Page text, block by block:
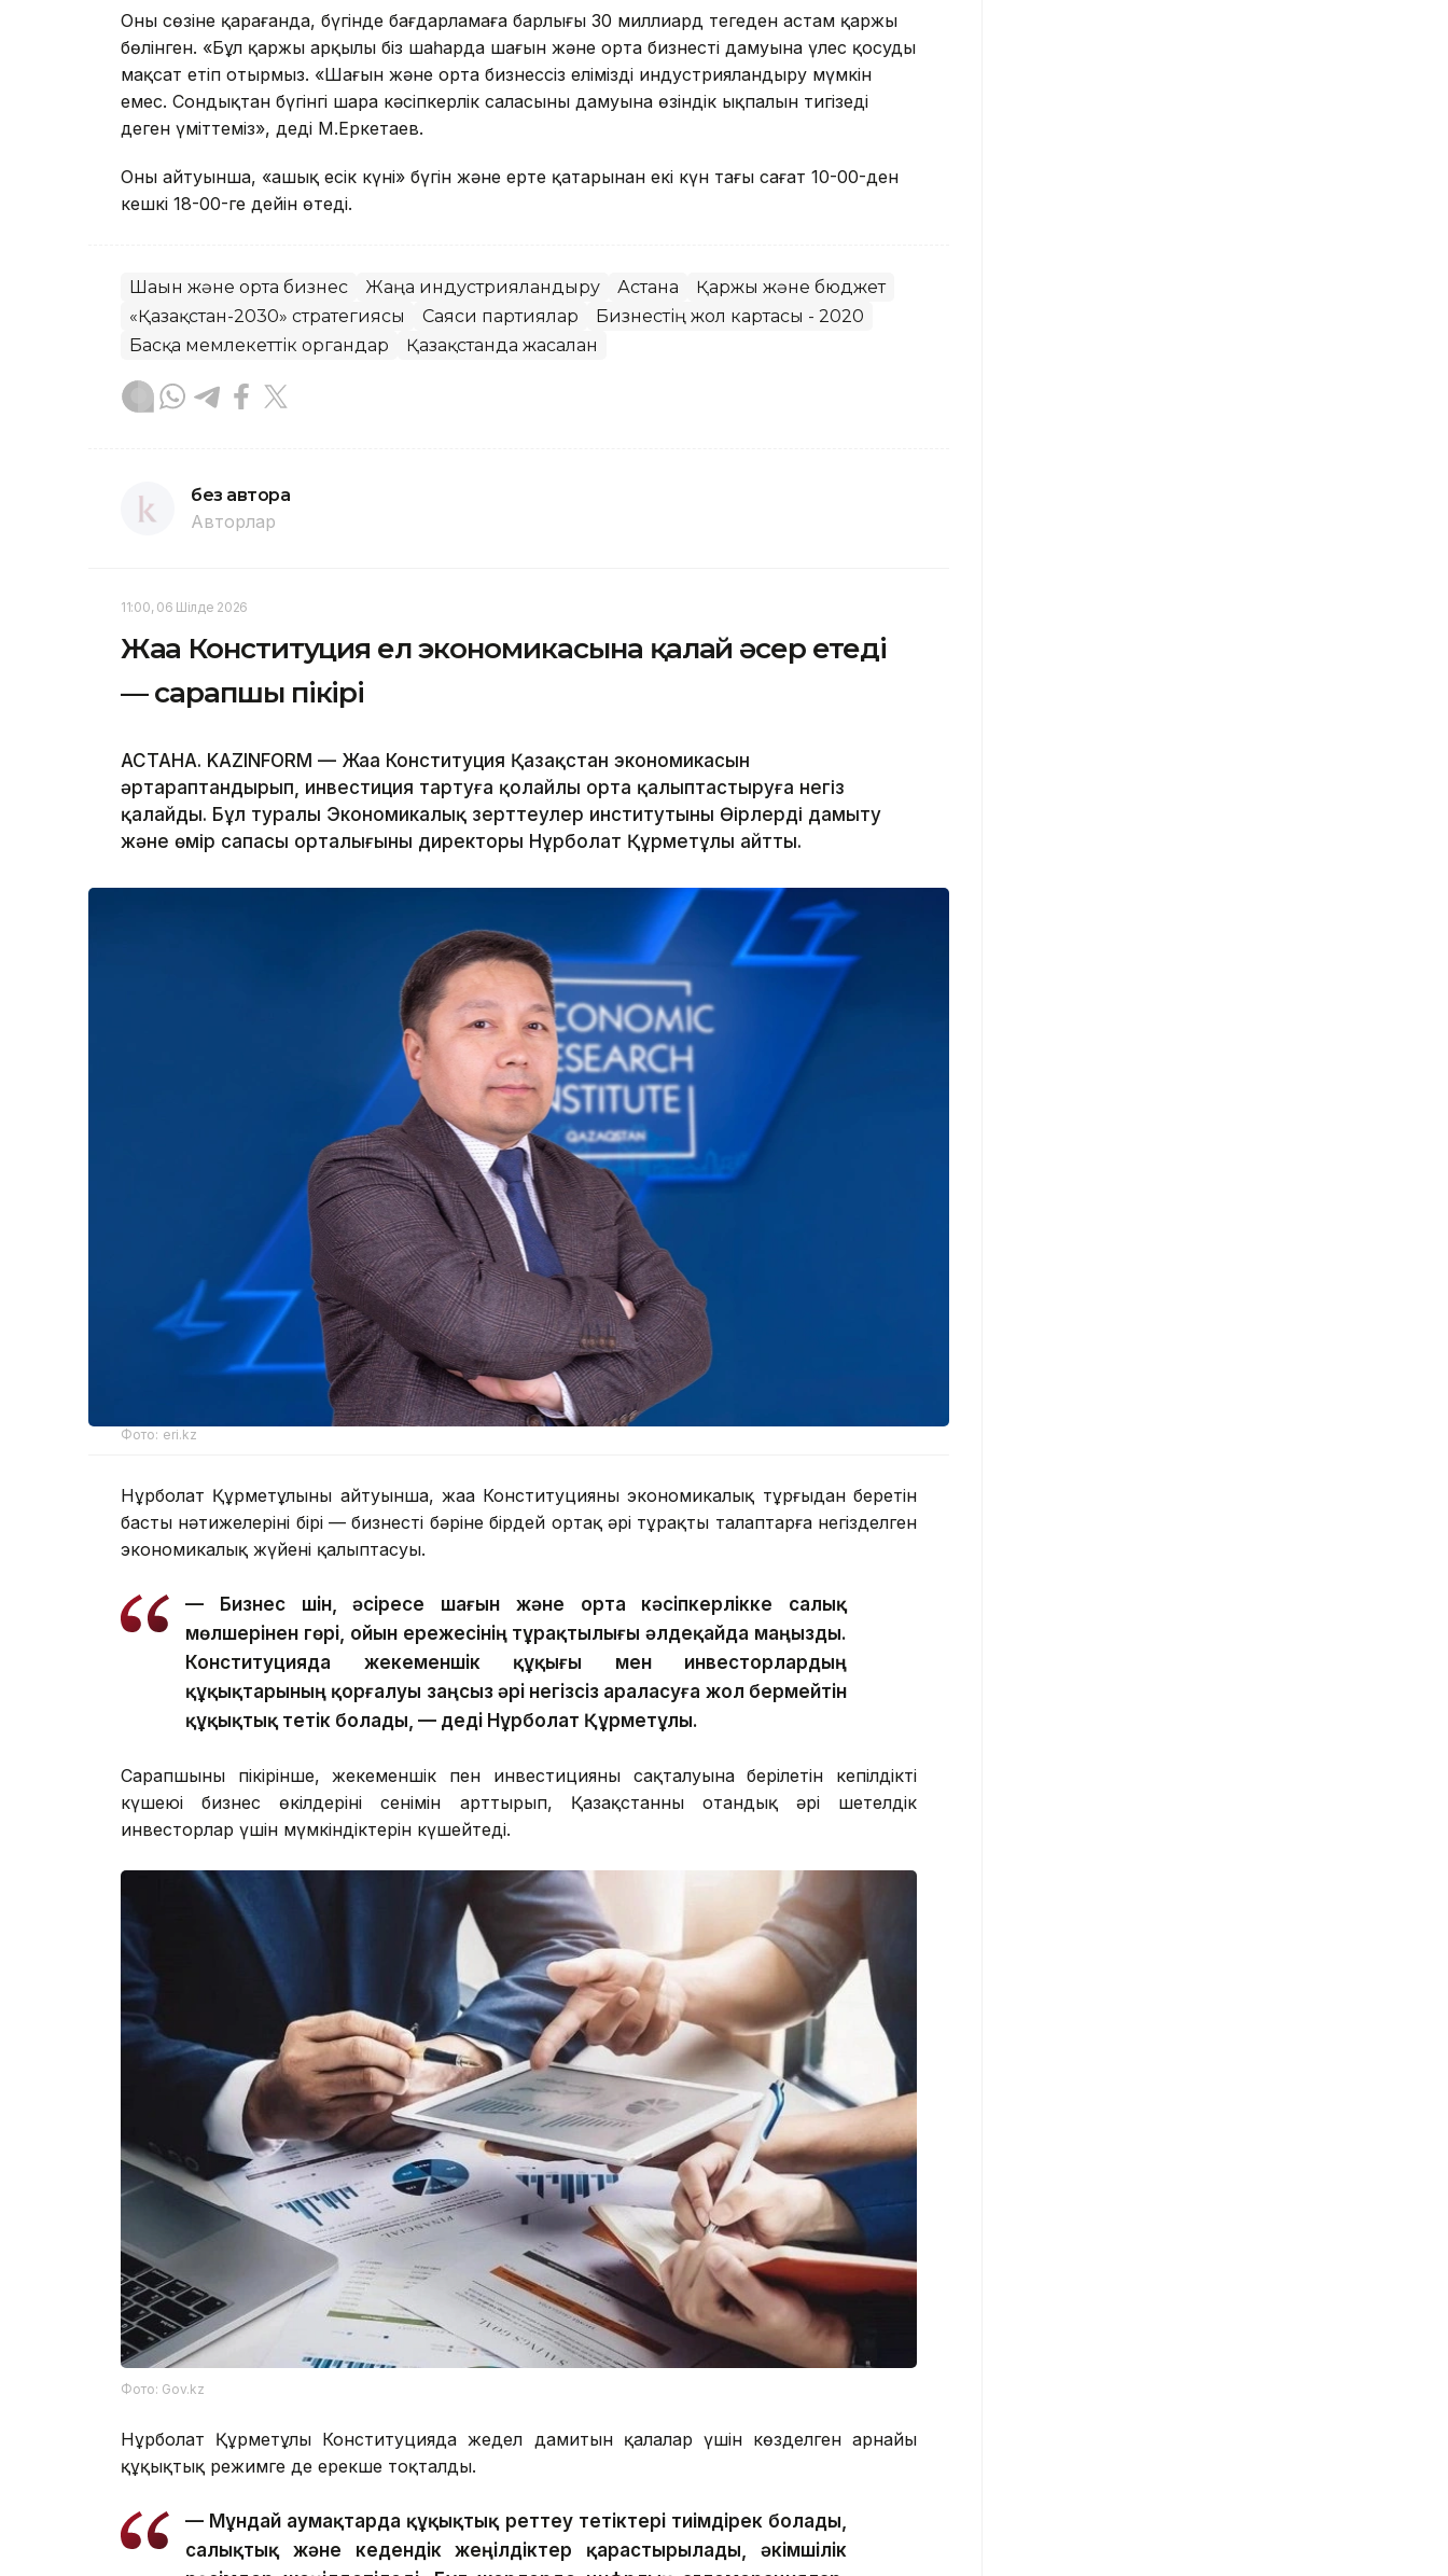
Оның сөзіне қарағанда, бүгінде бағдарламаға барлығы 30 миллиард теңгеден астам қаржы
бөлінген. «Бұл қаржы арқылы біз шаһарда шағын және орта бизнестің дамуына үлес қосуды
мақсат етіп отырмыз. «Шағын және орта бизнессіз елімізді индустрияландыру мүмкін
емес. Сондықтан бүгінгі шара кәсіпкерлік саласының дамуына өзіндік ықпалын тигізеді
деген үміттеміз», деді М.Еркетаев.
Оның айтуынша, «ашық есік күні» бүгін және ертең қатарынан екі күн таңғы сағат 10-00-ден
кешкі 18-00-ге дейін өтеді.
Шағын және орта бизнес Жаңа индустрияландыру Астана
Қаржы және бюджет
«Қазақстан-2030» стратегиясы
Саяси партиялар
Бизнестің жол картасы - 2020
Басқа мемлекеттік органдар
Қазақстанда жасалған
без автора
Авторлар
11:00, 06 Шілде 2026
Жаңа Конституция ел экономикасына қалай әсер етеді
— сарапшы пікірі
АСТАНА. KAZINFORM — Жаңа Конституция Қазақстан экономикасын
әртараптандырып, инвестиция тартуға қолайлы орта қалыптастыруға негіз
қалайды. Бұл туралы Экономикалық зерттеулер институтының Өңірлерді дамыту
және өмір сапасы орталығының директоры Нұрболат Құрметұлы айтты.
Фото: eri.kz
Нұрболат Құрметұлының айтуынша, жаңа Конституцияның экономикалық тұрғыдан беретін
басты нәтижелерінің бірі — бизнестің бәріне бірдей ортақ әрі тұрақты талаптарға негізделген
экономикалық жүйенің қалыптасуы.
— Бизнес үшін, әсіресе шағын және орта кәсіпкерлікке салық
мөлшерінен гөрі, ойын ережесінің тұрақтылығы әлдеқайда маңызды.
Конституцияда жекеменшік құқығы мен инвесторлардың
құқықтарының қорғалуы заңсыз әрі негізсіз араласуға жол бермейтін
құқықтық тетік болады, — деді Нұрболат Құрметұлы.
Сарапшының пікірінше, жекеменшік пен инвестицияның сақталуына берілетін кепілдіктің
күшеюі бизнес өкілдерінің сенімін арттырып, Қазақстанның отандық әрі шетелдік
инвесторлар үшін мүмкіндіктерін күшейтеді.
Фото: Gov.kz
Нұрболат Құрметұлы Конституцияда жедел дамитын қалалар үшін көзделген арнайы
құқықтық режимге де ерекше тоқталды.
— Мұндай аумақтарда құқықтық реттеу тетіктері тиімдірек болады,
салықтық және кедендік жеңілдіктер қарастырылады, әкімшілік